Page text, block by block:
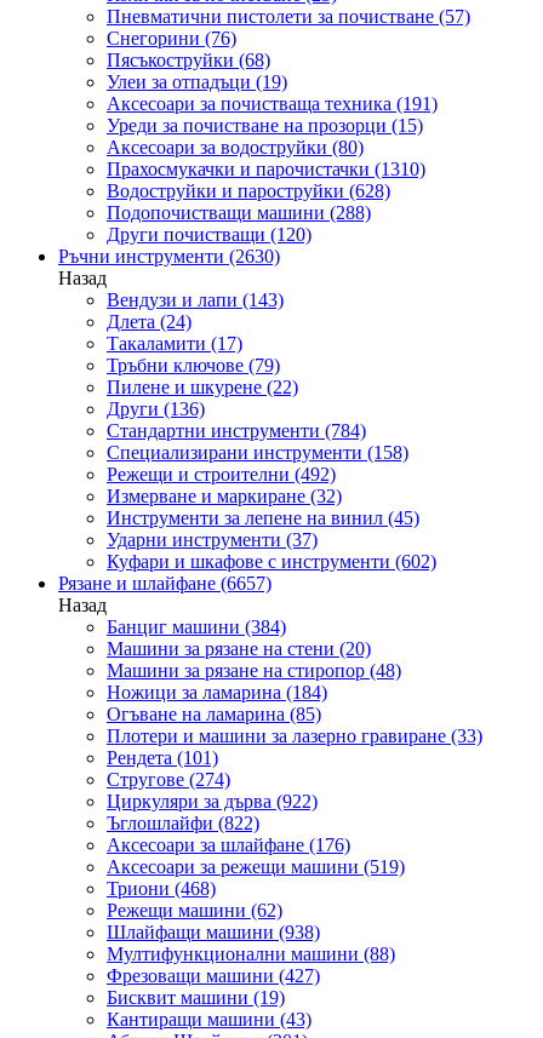
Пневматични пистолети за почистване (57)
Снегорини (76)
Пясъкоструйки (68)
Улеи за отпадъци (19)
Аксесоари за почистваща техника (191)
Уреди за почистване на прозорци (15)
Аксесоари за водоструйки (80)
Прахосмукачки и парочистачки (1310)
Водоструйки и пароструйки (628)
Подопочистващи машини (288)
Други почистващи (120)
Ръчни инструменти (2630)
Назад
Вендузи и лапи (143)
Длета (24)
Такаламити (17)
Тръбни ключове (79)
Пилене и шкурене (22)
Други (136)
Стандартни инструменти (784)
Специализирани инструменти (158)
Режещи и строителни (492)
Измерване и маркиране (32)
Инструменти за лепене на винил (45)
Ударни инструменти (37)
Куфари и шкафове с инструменти (602)
Рязане и шлайфане (6657)
Назад
Банциг машини (384)
Машини за рязане на стени (20)
Машини за рязане на стиропор (48)
Ножици за ламарина (184)
Огъване на ламарина (85)
Плотери и машини за лазерно гравиране (33)
Рендета (101)
Стругове (274)
Циркуляри за дърва (922)
Ъглошлайфи (822)
Аксесоари за шлайфане (176)
Аксесоари за режещи машини (519)
Триони (468)
Режещи машини (62)
Шлайфащи машини (938)
Мултифункционални машини (88)
Фрезоващи машини (427)
Бисквит машини (19)
Кантиращи машини (43)